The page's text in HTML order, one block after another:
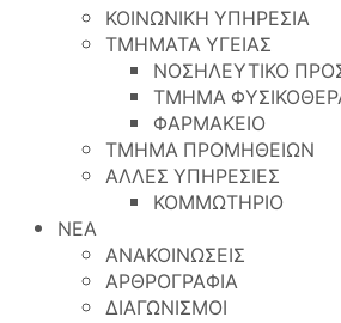
ΚΟΙΝΩΝΙΚΗ ΥΠΗΡΕΣΙΑ
ΤΜΗΜΑΤΑ ΥΓΕΙΑΣ
ΝΟΣΗΛΕΥΤΙΚΟ
ΤΜΗΜΑ
ΦΑΡΜΑΚΕΙΟ
ΤΜΗΜΑ ΠΡΟΜΗΘΕΙΩΝ
ΑΛΛΕΣ ΥΠΗΡΕΣΙΕΣ
ΚΟΜΜΩΤΗΡΙΟ
ΝΕΑ
ΑΝΑΚΟΙΝΩΣΕΙΣ
ΑΡΘΡΟΓΡΑΦΙΑ
ΔΙΑΓΩΝΙΣΜΟΙ